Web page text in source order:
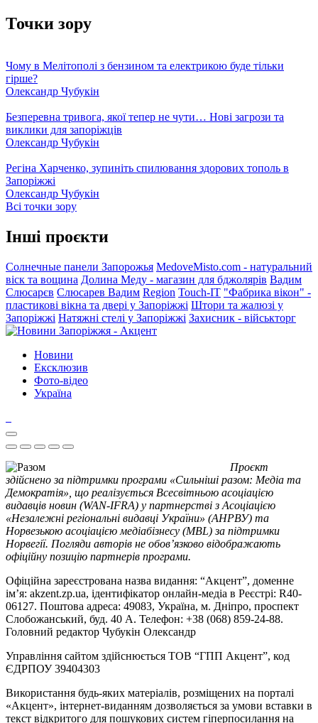
Точки зору
Чому в Мелітополі з бензином та електрикою буде тільки
гірше?
Олександр Чубукін
Безперевна тривога, якої тепер не чути… Нові загрози та
виклики для запоріжців
Олександр Чубукін
Регіна Харченко, зупиніть спилювання здорових тополь в
Запоріжжі
Олександр Чубукін
Всі точки зору
Інші проєкти
Солнечные панели Запорожья MedoveMisto.com - натуральний
віск та вощина Долина Меду - магазин для бджолярів Вадим
Слюсарєв Слюсарев Вадим Region Touch-IT "Фабрика вікон" -
пластикові вікна та двері у Запоріжжі Штори та жалюзі у
Запоріжжі Натяжні стелі у Запоріжжі Захисник - військторг
Новини
Ексклюзив
Фото-відео
Україна
Проєкт
здійснено за підтримки програми «Сильніші разом: Медіа та
Демократія», що реалізується Всесвітньою асоціацією
видавців новин (WAN-IFRA) у партнерстві з Асоціацією
«Незалежні регіональні видавці України» (АНРВУ) та
Норвезькою асоціацією медіабізнесу (MBL) за підтримки
Норвегії. Погляди авторів не обов’язково відображають
офіційну позицію партнерів програми.
Офіційна зареєстрована назва видання: “Акцент”, доменне
ім’я: akzent.zp.ua, ідентифікатор онлайн-медіа в Реєстрі: R40-
06127. Поштова адреса: 49083, Україна, м. Дніпро, проспект
Слобожанський, буд. 40 А. Телефон: +38 (068) 859-24-88.
Головний редактор Чубукін Олександр
Управління сайтом здійснюється ТОВ “ГПП Акцент”, код
ЄДРПОУ 39404303
Використання будь-яких матеріалів, розміщених на порталі
«Акцент», інтернет-виданням дозволяється за умови вставки в
текст відкритого для пошукових систем гіперпосилання на